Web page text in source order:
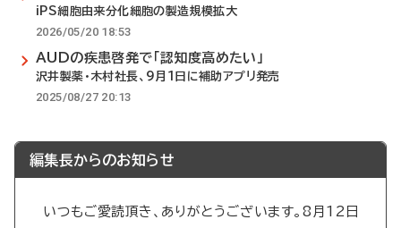
iPS細胞由来分化細胞の製造規模拡大
2026/05/20 18:53
AUDの疾患啓発で「認知度高めたい」
沢井製薬・木村社長、9月1日に補助アプリ発売
2025/08/27 20:13
編集長からのお知らせ
いつもご愛読頂き、ありがとうございます。8月12日